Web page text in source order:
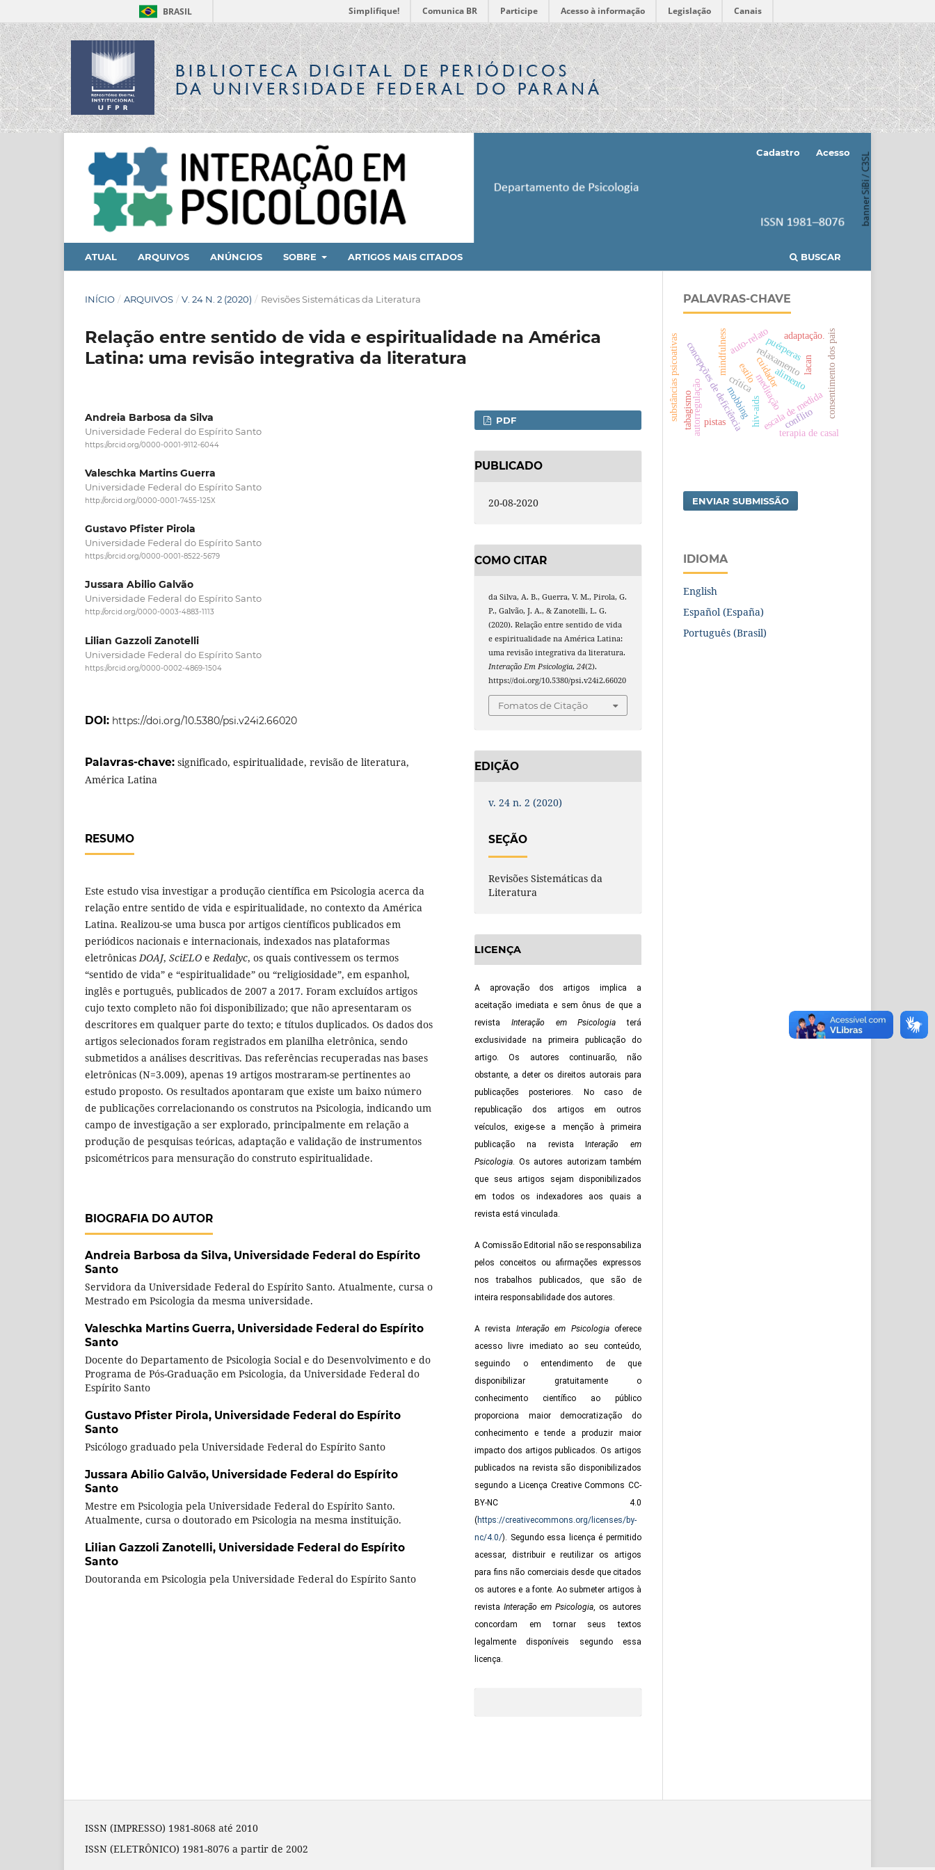
BRASIL Simplifique! Comunica BR Participe Acesso à informação Legislação Canais
BIBLIOTECA DIGITALDE PERIÓDICOS
DA UNIVERSIDADE FEDERAL DO PARANÁ
ATUAL ARQUIVOS ANÚNCIOS SOBRE ARTIGOS MAIS CITADOS BUSCAR
Cadastro Acesso
INÍCIO / ARQUIVOS / V. 24 N. 2 (2020) / Revisões Sistemáticas da Literatura
Relação entre sentido de vida e espiritualidade na América
Latina: uma revisão integrativa da literatura
Andreia Barbosa da Silva
Universidade Federal do Espírito Santo
https://orcid.org/0000-0001-9112-6044
Valeschka Martins Guerra
Universidade Federal do Espírito Santo
http://orcid.org/0000-0001-7455-125X
Gustavo Pfister Pirola
Universidade Federal do Espírito Santo
https://orcid.org/0000-0001-8522-5679
Jussara Abilio Galvão
Universidade Federal do Espírito Santo
http://orcid.org/0000-0003-4883-1113
Lilian Gazzoli Zanotelli
Universidade Federal do Espírito Santo
https://orcid.org/0000-0002-4869-1504
DOI: https://doi.org/10.5380/psi.v24i2.66020
Palavras-chave: significado, espiritualidade, revisão de literatura,
América Latina
RESUMO
Este estudo visa investigar a produção científica em Psicologia acerca da
relação entre sentido de vida e espiritualidade, no contexto da América
Latina. Realizou-se uma busca por artigos científicos publicados em
periódicos nacionais e internacionais, indexados nas plataformas
eletrônicasDOAJ, SciELO eRedalyc, os quais contivessem os termos
“sentido de vida” e “espiritualidade” ou “religiosidade”, em espanhol,
inglês e português, publicados de 2007 a 2017. Foram excluídos artigos
cujo texto completo não foi disponibilizado; que não apresentaram os
descritores em qualquer parte do texto; e títulos duplicados. Os dados dos
artigos selecionados foram registrados em planilha eletrônica, sendo
submetidos a análises descritivas. Das referências recuperadas nas bases
eletrônicas (N=3.009), apenas 19 artigos mostraram-se pertinentes ao
estudo proposto. Os resultados apontaram que existe um baixo número
de publicações correlacionando os construtos na Psicologia, indicando um
campo de investigação a ser explorado, principalmente em relação a
produção de pesquisas teóricas, adaptação e validação de instrumentos
psicométricos para mensuração do construto espiritualidade.
BIOGRAFIA DO AUTOR
Andreia Barbosa da Silva, Universidade Federal do Espírito
Santo
Servidora da Universidade Federal do Espírito Santo. Atualmente, cursa o
Mestrado em Psicologia da mesma universidade.
Valeschka Martins Guerra, Universidade Federal do Espírito
Santo
Docente do Departamento de Psicologia Social e do Desenvolvimento e do
Programa de Pós-Graduação em Psicologia, da Universidade Federal do
Espírito Santo
Gustavo Pfister Pirola, Universidade Federal do Espírito
Santo
Psicólogo graduado pela Universidade Federal do Espírito Santo
Jussara Abilio Galvão, Universidade Federal do Espírito
Santo
Mestre em Psicologia pela Universidade Federal do Espírito Santo.
Atualmente, cursa o doutorado em Psicologia na mesma instituição.
Lilian Gazzoli Zanotelli, Universidade Federal do Espírito
Santo
Doutoranda em Psicologia pela Universidade Federal do Espírito Santo
PDF
PUBLICADO
20-08-2020
COMO CITAR
da Silva, A. B., Guerra, V. M., Pirola, G.
P., Galvão, J. A., & Zanotelli, L. G.
(2020). Relação entre sentido de vida
e espiritualidade na América Latina:
uma revisão integrativa da literatura.
Interação Em Psicologia,24(2).
https://doi.org/10.5380/psi.v24i2.66020
Fomatos de Citação
EDIÇÃO
v. 24 n. 2 (2020)
SEÇÃO
Revisões Sistemáticas da
Literatura
LICENÇA
A aprovação dos artigos implica a
aceitação imediata e sem ônus de que a
revista Interação em Psicologia terá
exclusividade na primeira publicação do
artigo. Os autores continuarão, não
obstante, a deter os direitos autorais para
publicações posteriores. No caso de
republicação dos artigos em outros
veículos, exige-se a menção à primeira
publicação na revista Interação em
Psicologia. Os autores autorizam também
que seus artigos sejam disponibilizados
em todos os indexadores aos quais a
revista está vinculada.
A Comissão Editorial não se responsabiliza
pelos conceitos ou afirmações expressos
nos trabalhos publicados, que são de
inteira responsabilidade dos autores.
A revista Interação em Psicologiaoferece
acesso livre imediato ao seu conteúdo,
seguindo o entendimento de que
disponibilizar gratuitamente o
conhecimento científico ao público
proporciona maior democratização do
conhecimento e tende a produzir maior
impacto dos artigos publicados. Os artigos
publicados na revista são disponibilizados
segundo a Licença Creative Commons CC-
BY-NC 4.0
(https://creativecommons.org/licenses/by-
nc/4.0/). Segundo essa licença é permitido
acessar, distribuir e reutilizar os artigos
para fins não comerciais desde que citados
os autores e a fonte. Ao submeter artigos à
revista Interação em Psicologia, os autores
concordam em tornar seus textos
legalmente disponíveis segundo essa
licença.
PALAVRAS-CHAVE
cuidador
mindfulness relaxamento
meditação
concepções de deficiência escala de medida
crítica
estilo lacan
auto-relato
hiv-aids consentimento dos pais
terapia de casal
substâncias psicoativas autorregulação
puérperas
alimento
conflito
adaptação.
mobbing
pistas
tabagismo
ENVIAR SUBMISSÃO
IDIOMA
English
Español (España)
Português (Brasil)
ISSN (IMPRESSO) 1981-8068 até 2010
ISSN (ELETRÔNICO) 1981-8076 a partir de 2002